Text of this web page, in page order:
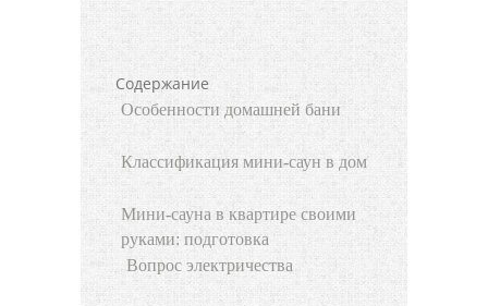
Содержание
Особенности домашней бани
Классификация мини-саун в дом
Мини-сауна в квартире своими
руками: подготовка
Вопрос электричества